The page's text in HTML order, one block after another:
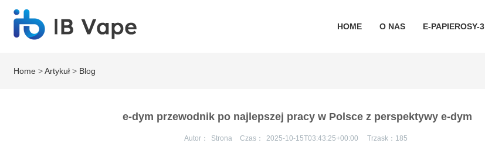
HOME O NAS E-PAPIEROSY-3
Home >Artykuł > Blog
e-dym przewodnik po najlepszej pracy w Polsce z perspektywy e-dym
Autor： Strona Czas： 2025-10-15T03:43:25+00:00 Trzask： 185